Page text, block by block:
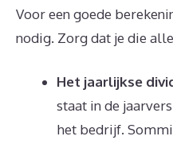
Voor een goede
nodig. Zorg dat je die
Het jaarlijkse
staat in de
het bedrijf.